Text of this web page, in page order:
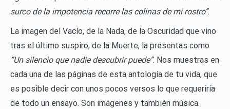
surco de la impotencia recorre las colinas de mi rostro”.
La imagen del Vacío, de la Nada, de la Oscuridad que vino
tras el último suspiro, de la Muerte, la presentas como
“Un silencio que nadie descubrir puede”. Nos muestras en
cada una de las páginas de esta antología de tu vida, que
es posible decir con unos pocos versos lo que requeriría
de todo un ensayo. Son imágenes y también música.